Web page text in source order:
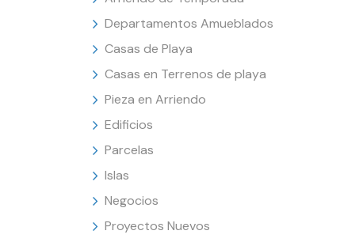
Departamentos Amueblados
Casas de Playa
Casas en Terrenos de playa
Pieza en Arriendo
Edificios
Parcelas
Islas
Negocios
Proyectos Nuevos